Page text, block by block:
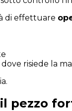
di effettuare
risiede la
pezzo